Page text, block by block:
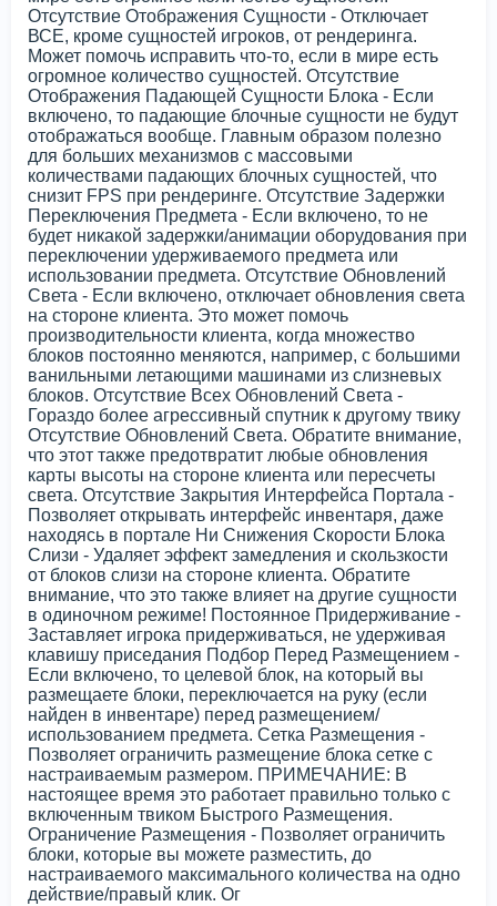
Отсутствие Отображения Сущности - Отключает
ВСЕ, кроме сущностей игроков, от рендеринга.
Может помочь исправить что-то, если в мире есть
огромное количество сущностей. Отсутствие
Отображения Падающей Сущности Блока - Если
включено, то падающие блочные сущности не будут
отображаться вообще. Главным образом полезно
для больших механизмов с массовыми
количествами падающих блочных сущностей, что
снизит FPS при рендеринге. Отсутствие Задержки
Переключения Предмета - Если включено, то не
будет никакой задержки/анимации оборудования при
переключении удерживаемого предмета или
использовании предмета. Отсутствие Обновлений
Света - Если включено, отключает обновления света
на стороне клиента. Это может помочь
производительности клиента, когда множество
блоков постоянно меняются, например, с большими
ванильными летающими машинами из слизневых
блоков. Отсутствие Всех Обновлений Света -
Гораздо более агрессивный спутник к другому твику
Отсутствие Обновлений Света. Обратите внимание,
что этот также предотвратит любые обновления
карты высоты на стороне клиента или пересчеты
света. Отсутствие Закрытия Интерфейса Портала -
Позволяет открывать интерфейс инвентаря, даже
находясь в портале Ни Снижения Скорости Блока
Слизи - Удаляет эффект замедления и скользкости
от блоков слизи на стороне клиента. Обратите
внимание, что это также влияет на другие сущности
в одиночном режиме! Постоянное Придерживание -
Заставляет игрока придерживаться, не удерживая
клавишу приседания Подбор Перед Размещением -
Если включено, то целевой блок, на который вы
размещаете блоки, переключается на руку (если
найден в инвентаре) перед размещением/
использованием предмета. Сетка Размещения -
Позволяет ограничить размещение блока сетке с
настраиваемым размером. ПРИМЕЧАНИЕ: В
настоящее время это работает правильно только с
включенным твиком Быстрого Размещения.
Ограничение Размещения - Позволяет ограничить
блоки, которые вы можете разместить, до
настраиваемого максимального количества на одно
действие/правый клик. Ог